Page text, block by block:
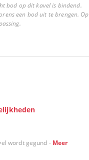
bod op dit kavel is bindend.
een bod uit te brengen. Op
wordt gegund - Meer